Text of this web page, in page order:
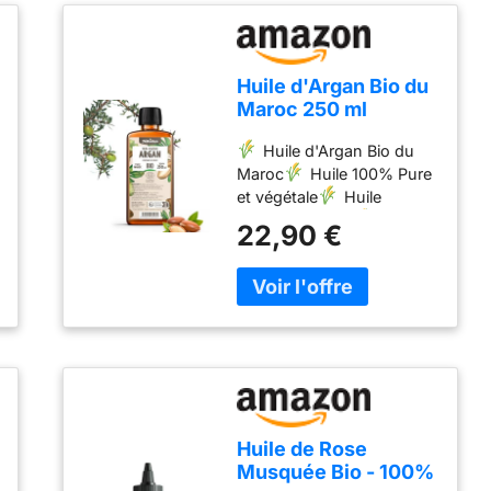
Huile d'Argan Bio du
Maroc 250 ml
Huile d'Argan Bio du
Maroc ​
Huile 100% Pure
et végétale ​
Huile
Pressée à Froid ​
légère et fluide ​
Biologique - Cosmos
organic certifié par Ecocert
référentiel COSMOS
22,90 €
Huile de Rose
Musquée Bio - 100%